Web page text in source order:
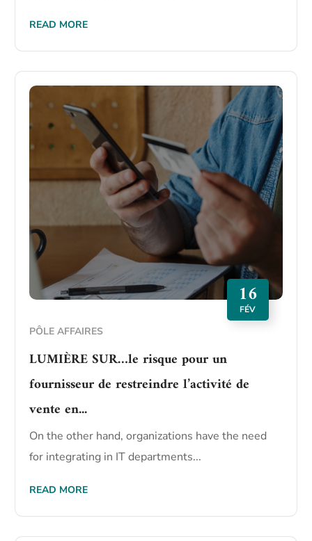
READ MORE
16
FÉV
PÔLE AFFAIRES
LUMIÈRE SUR…le risque pour un
fournisseur de restreindre l’activité de
vente en...
On the other hand, organizations have the need
for integrating in IT departments...
READ MORE